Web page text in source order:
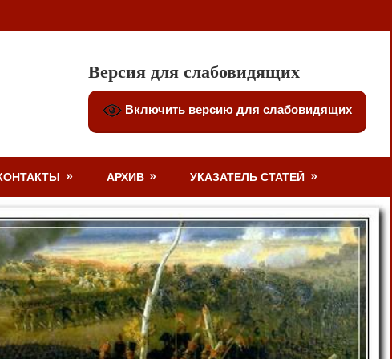
Версия для слабовидящих
Включить версию для слабовидящих
АРХИВ УКАЗАТЕЛЬ СТАТЕЙ